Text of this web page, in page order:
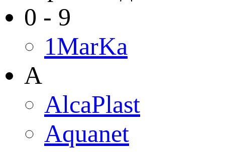
0 - 9
1MarKa
A
AlcaPlast
Aquanet